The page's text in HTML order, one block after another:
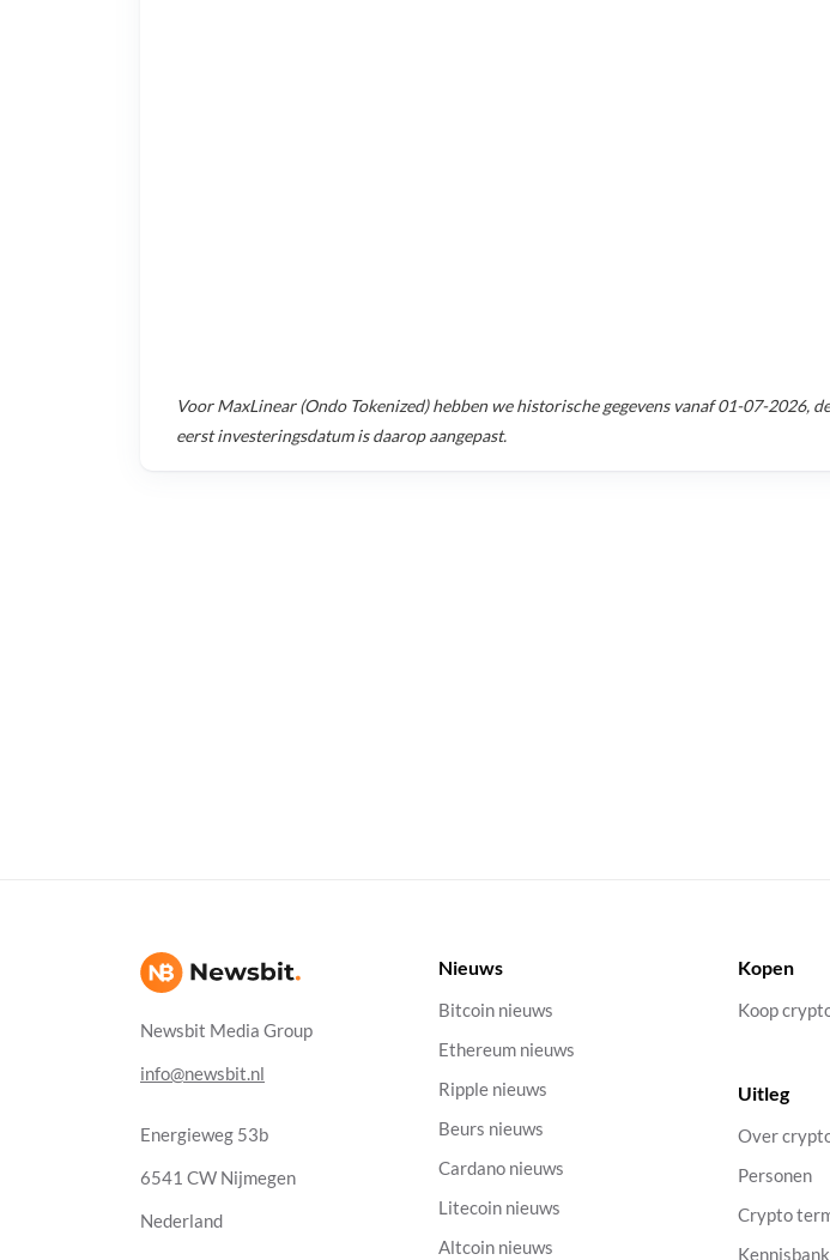
VoorMaxLinear (Ondo Tokenized)hebben we historische gegevens vanaf01-07-2026,
eerst investeringsdatum is daarop aangepast.
Newsbit Media Group
info@newsbit.nl
Energieweg 53b
6541 CW Nijmegen
Nederland
Nieuws
Bitcoin nieuws
Ethereum nieuws
Ripple nieuws
Beurs nieuws
Cardano nieuws
Litecoin nieuws
Altcoin nieuws
Kopen
Koop
Uitleg
Over
Personen
Crypto
Kennisbank